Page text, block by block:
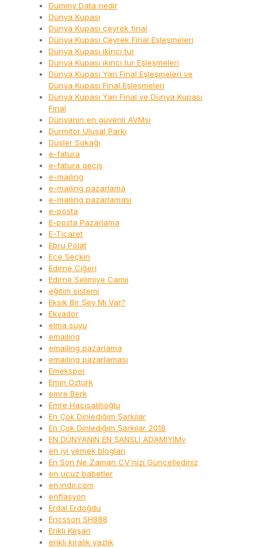
Dummy Data nedir
Dünya Kupası
Dünya Kupası çeyrek final
Dünya Kupası Çeyrek Final Eşleşmeleri
Dünya Kupası ikinci tur
Dünya Kupası ikinci tur Eşleşmeleri
Dünya Kupası Yarı Final Eşleşmeleri ve
Dünya Kupası Final Eşleşmeleri
Dünya Kupası Yarı Final ve Dünya Kupası
Final
Dünyanın en güvenli AVMsi
Durmitor Ulusal Parkı
Düşler Sokağı
e-fatura
e-fatura geçiş
e-mailing
e-mailing pazarlama
e-mailing pazarlaması
e-posta
E-posta Pazarlama
E-Ticaret
Ebru Polat
Ece Seçkin
Edirne Ciğeri
Edirne Selimiye Camii
eğitim sistemi
Eksik Bir Şey Mi Var?
Ekvador
elma suyu
emailing
emailing pazarlama
emailing pazarlaması
Emekspor
Emin Öztürk
emre Berk
Emre Hacısalihoğlu
En Çok Dinlediğim Şarkılar
En Çok Dinlediğim Şarkılar 2018
EN DÜNYANIN EN ŞANSLI ADAMIYIMv
en iyi yemek blogları
En Son Ne Zaman CV'nizi Güncellediniz
en ucuz babetler
en.indir.com
enflasyon
Erdal Erdoğdu
Ericsson SH888
Erikli Keşan
erikli kiralık yazlık